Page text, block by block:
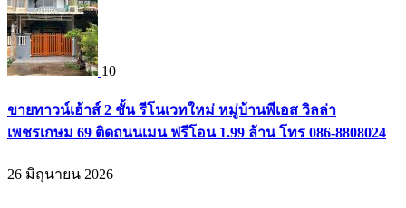
10
ขายทาวน์เฮ้าส์ 2 ชั้น รีโนเวทใหม่ หมู่บ้านพีเอส วิลล่า
เพชรเกษม 69 ติดถนนเมน ฟรีโอน 1.99 ล้าน โทร 086-8808024
26 มิถุนายน 2026